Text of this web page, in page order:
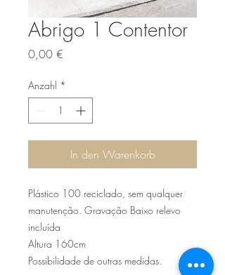
Abrigo 1 Contentor
0,00 €
Anzahl *
In den Warenkorb
Plástico 100 reciclado, sem qualquer
manutenção. Gravação Baixo relevo
incluída
Altura 160cm
Possibilidade de outras medidas.